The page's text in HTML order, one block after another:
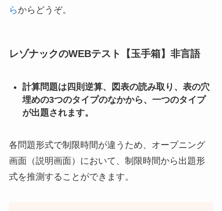
ら からどうぞ。
レゾナックのWEBテスト【玉手箱】非言語
計算問題は四則逆算、図表の読み取り、表の穴
埋めの3つのタイプのなかから、一つのタイプ
が出題されます。
各問題形式で制限時間が違うため、オープニング
画面（説明画面）において、制限時間から出題形
式を推測することができます。